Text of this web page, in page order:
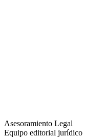
Asesoramiento Legal
Equipo editorial jurídico